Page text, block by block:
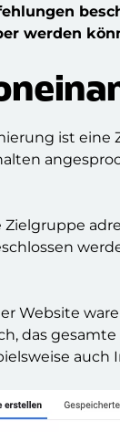
werden
ist
Website
das
auch